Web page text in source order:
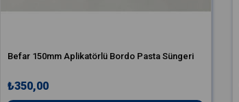
Befar 150mm Aplikatörlü Bordo Pasta Süngeri
₺350,00